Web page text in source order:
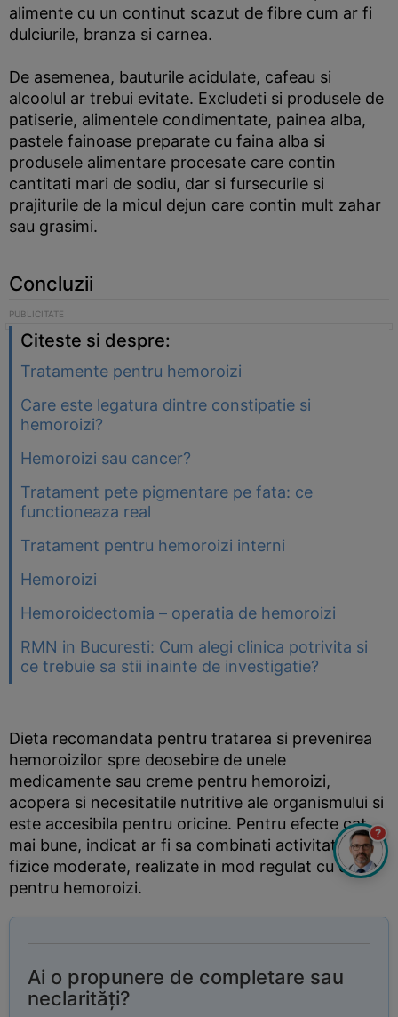
alimente cu un continut scazut de fibre cum ar fi
dulciurile, branza si carnea.
De asemenea, bauturile acidulate, cafeau si
alcoolul ar trebui evitate. Excludeti si produsele de
patiserie, alimentele condimentate, painea alba,
pastele fainoase preparate cu faina alba si
produsele alimentare procesate care contin
cantitati mari de sodiu, dar si fursecurile si
prajiturile de la micul dejun care contin mult zahar
sau grasimi.
Concluzii
Citeste si despre:
Tratamente pentru hemoroizi
Care este legatura dintre constipatie si
hemoroizi?
Hemoroizi sau cancer?
Tratament pete pigmentare pe fata: ce
functioneaza real
Tratament pentru hemoroizi interni
Hemoroizi
Hemoroidectomia – operatia de hemoroizi
RMN in Bucuresti: Cum alegi clinica potrivita si
ce trebuie sa stii inainte de investigatie?
Dieta recomandata pentru tratarea si prevenirea
hemoroizilor spre deosebire de unele
medicamente sau creme pentru hemoroizi,
acopera si necesitatile nutritive ale organismului si
este accesibila pentru oricine. Pentru efecte cat
mai bune, indicat ar fi sa combinati activitatile
fizice moderate, realizate in mod regulat cu dieta
pentru hemoroizi.
Ai o propunere de completare sau
neclarități?
?